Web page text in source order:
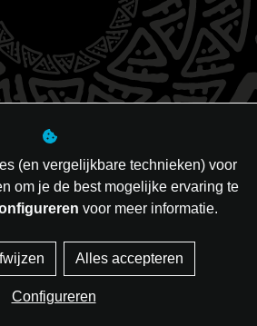
(en vergelijkbare technieken) voor
om je de best mogelijke ervaring te
voor meer informatie.
Alles accepteren
Configureren
Managed hosting
Webshopontwikkeling